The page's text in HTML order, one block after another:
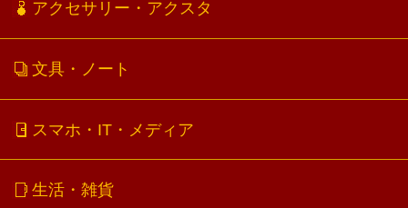
アクセサリー・アクスタ
文具・ノート
スマホ・IT・メディア
生活・雑貨